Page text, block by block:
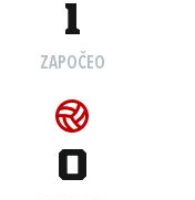
1
ZAPOČEO
0